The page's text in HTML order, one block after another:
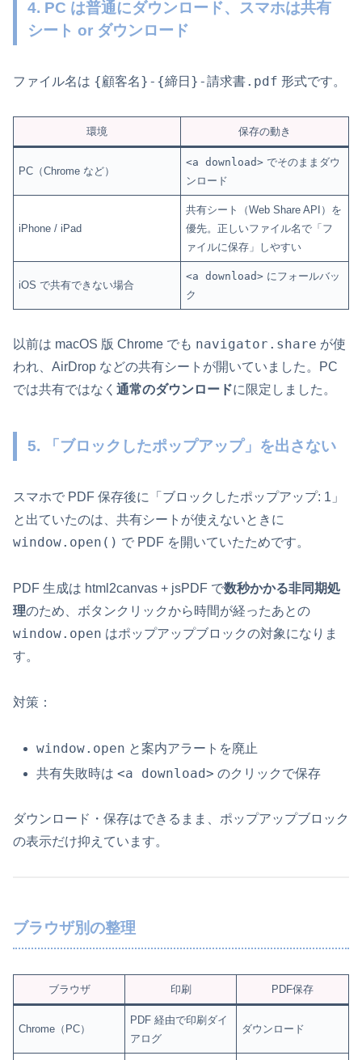
4. PC は普通にダウンロード、スマホは共有
シート or ダウンロード
ファイル名は {顧客名}-{締日}-請求書.pdf 形式です。
環境 保存の動き
PC（Chrome など）
<a download> でそのままダウ
ンロード
iPhone / iPad
共有シート（Web Share API）を
優先。正しいファイル名で「フ
ァイルに保存」しやすい
iOS で共有できない場合
<a download> にフォールバッ
ク
以前は macOS 版 Chrome でも navigator.share が使
われ、AirDrop などの共有シートが開いていました。PC
では共有ではなく 通常のダウンロードに限定しました。
5. 「ブロックしたポップアップ」を出さない
スマホで PDF 保存後に「ブロックしたポップアップ: 1」
と出ていたのは、共有シートが使えないときに
window.open() で PDF を開いていたためです。
PDF 生成は html2canvas + jsPDF で数秒かかる非同期処
理のため、ボタンクリックから時間が経ったあとの
window.open はポップアップブロックの対象になりま
す。
対策：
window.open と案内アラートを廃止
共有失敗時は<a download> のクリックで保存
ダウンロード・保存はできるまま、ポップアップブロック
の表示だけ抑えています。
ブラウザ別の整理
ブラウザ 印刷 PDF保存
Chrome（PC）
PDF 経由で印刷ダイ
アログ
ダウンロード